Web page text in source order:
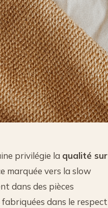
privilégie la qualité sur
marquée vers la slow
dans des pièces
dans le respect